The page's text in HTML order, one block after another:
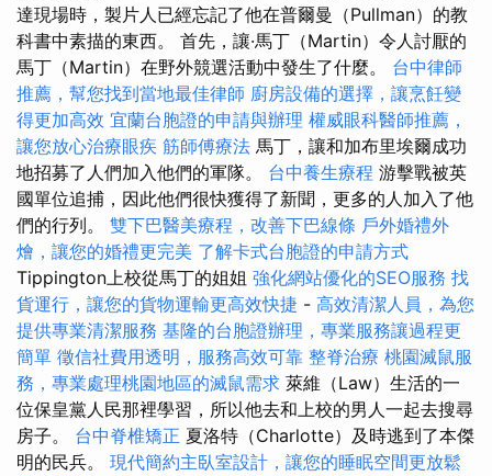
達現場時，製片人已經忘記了他在普爾曼（Pullman）的教
科書中素描的東西。 首先，讓·馬丁（Martin）令人討厭的
馬丁（Martin）在野外競選活動中發生了什麼。 台中律師
推薦，幫您找到當地最佳律師 廚房設備的選擇，讓烹飪變
得更加高效 宜蘭台胞證的申請與辦理 權威眼科醫師推薦，
讓您放心治療眼疾 筋師傅療法 馬丁，讓和加布里埃爾成功
地招募了人們加入他們的軍隊。 台中養生療程 游擊戰被英
國單位追捕，因此他們很快獲得了新聞，更多的人加入了他
們的行列。 雙下巴醫美療程，改善下巴線條 戶外婚禮外
燴，讓您的婚禮更完美 了解卡式台胞證的申請方式
Tippington上校從馬丁的姐姐 強化網站優化的SEO服務 找
貨運行，讓您的貨物運輸更高效快捷 - 高效清潔人員，為您
提供專業清潔服務 基隆的台胞證辦理，專業服務讓過程更
簡單 徵信社費用透明，服務高效可靠 整脊治療 桃園滅鼠服
務，專業處理桃園地區的滅鼠需求 萊維（Law）生活的一
位保皇黨人民那裡學習，所以他去和上校的男人一起去搜尋
房子。 台中脊椎矯正 夏洛特（Charlotte）及時逃到了本傑
明的民兵。 現代簡約主臥室設計，讓您的睡眠空間更放鬆